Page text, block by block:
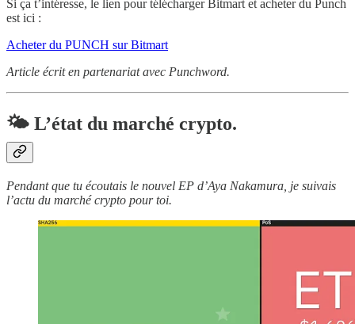
Si ça t’intéresse, le lien pour télécharger Bitmart et acheter du Punch
est ici :
Acheter du PUNCH sur Bitmart
Article écrit en partenariat avec Punchword.
🌤 L’état du marché crypto.
Pendant que tu écoutais le nouvel EP d’Aya Nakamura, je suivais
l’actu du marché crypto pour toi.